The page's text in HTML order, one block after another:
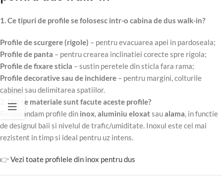
1. Ce tipuri de profile se folosesc intr-o cabina de dus walk-in?
Profile de scurgere (rigole) – pentru evacuarea apei in pardoseala;
Profile de panta – pentru crearea inclinatiei corecte spre rigola;
Profile de fixare sticla – sustin peretele din sticla fara rama;
Profile decorative sau de inchidere – pentru margini, colturile
cabinei sau delimitarea spatiilor.
2. Din ce materiale sunt facute aceste profile?
Recomandam profile din inox,aluminiu eloxatsaualama, in functie
de designul baii si nivelul de trafic/umiditate. Inoxul este cel mai
rezistent in timp si ideal pentru uz intens.
👉Vezi toate profilele din inox pentru dus